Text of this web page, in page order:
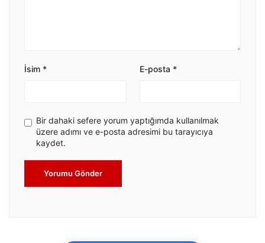
İsim * E-posta *
Bir dahaki sefere yorum yaptığımda kullanılmak
üzere adımı ve e-posta adresimi bu tarayıcıya
kaydet.
Yorumu Gönder